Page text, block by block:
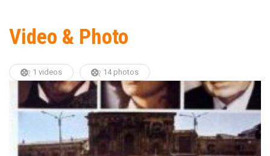
Video & Photo
1 videos 14 photos